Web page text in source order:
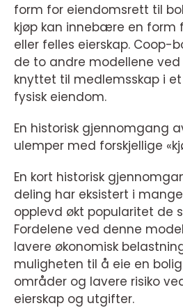
form for eiendomsrett til
kjøp kan innebære en form
eller felles eierskap. Coop-
de to andre modellene
knyttet til medlemsskap i et
fysisk eiendom.
En historisk gjennomgang
ulemper med forskjellige
En kort historisk
deling har eksistert i
opplevd økt popularitet de
Fordelene ved denne
lavere økonomisk
muligheten til å eie en
områder og lavere risiko
eierskap og utgifter.